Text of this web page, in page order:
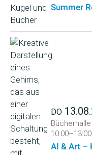
Summer
DO
AI & Art –